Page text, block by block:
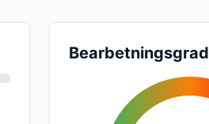
Bearbetningsgrad